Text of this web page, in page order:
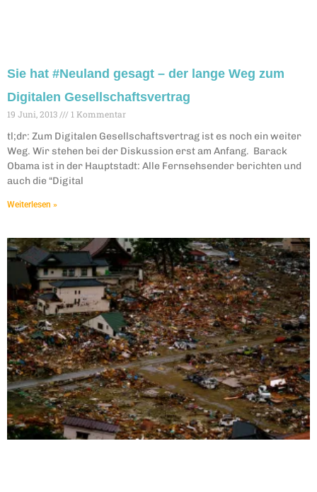
Sie hat #Neuland gesagt – der lange Weg zum
Digitalen Gesellschaftsvertrag
19 Juni, 2013 1 Kommentar
tl;dr: Zum Digitalen Gesellschaftsvertrag ist es noch ein weiter
Weg. Wir stehen bei der Diskussion erst am Anfang. Barack
Obama ist in der Hauptstadt: Alle Fernsehsender berichten und
auch die “Digital
Weiterlesen »